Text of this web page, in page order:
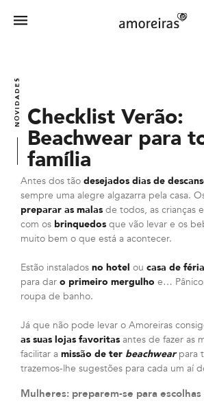
mainMenu
NOVIDADES Checklist Verão:
Beachwear para
família
Antes dos tão desejados dias de
sempre uma alegre algazarra pela casa.
preparar as malas de todos, as crianças
com os brinquedos que vão levar e os
muito bem o que está a acontecer.
Estão instalados no hotel ou casa de
para dar o primeiro mergulho e…
roupa de banho.
Já que não pode levar o Amoreiras
as suas lojas favoritas antes de fazer as
facilitar a missão de ter beachwearpara
trazemos-lhe sugestões para cada um aí
Mulheres: preparem-se para